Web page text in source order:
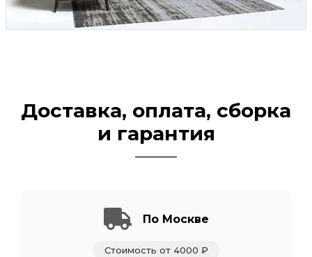
Доставка, оплата, сборка
и гарантия
По Москве
Стоимость от 4000 ₽